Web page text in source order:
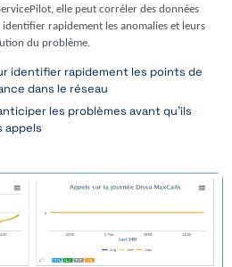
elle peut corréler des données
rapidement les anomalies et leurs
du problème.
identifier rapidement les points de
dans le réseau
les problèmes avant qu'ils
appels